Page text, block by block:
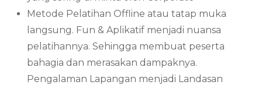
Metode Pelatihan Offline atau tatap muka
langsung. Fun & Aplikatif menjadi nuansa
pelatihannya. Sehingga membuat peserta
bahagia dan merasakan dampaknya.
Pengalaman Lapangan menjadi Landasan